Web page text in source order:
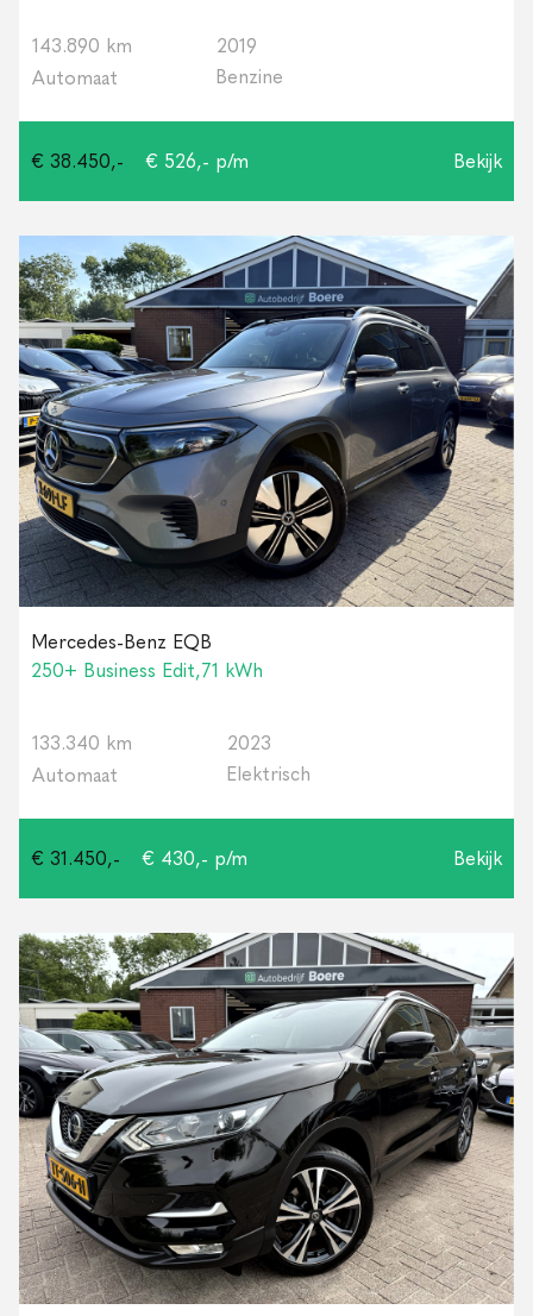
143.890 km
2019
Automaat
Benzine
€ 38.450,- € 526,- p/m Bekijk
Mercedes-Benz EQB
250+ Business Edit,71 kWh
133.340 km
2023
Automaat
Elektrisch
€ 31.450,- € 430,- p/m Bekijk